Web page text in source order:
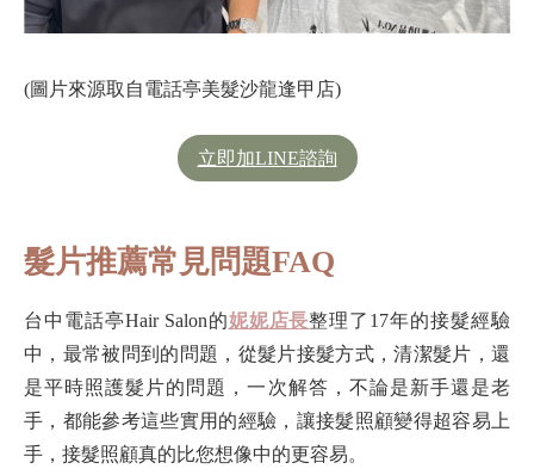
(圖片來源取自電話亭美髮沙龍逢甲店)
立即加LINE諮詢
髮片推薦常見問題FAQ
台中電話亭Hair Salon的妮妮店長整理了17年的接髮經驗
中，最常被問到的問題，從髮片接髮方式，清潔髮片，還
是平時照護髮片的問題，一次解答，不論是新手還是老
手，都能參考這些實用的經驗，讓接髮照顧變得超容易上
手，接髮照顧真的比您想像中的更容易。